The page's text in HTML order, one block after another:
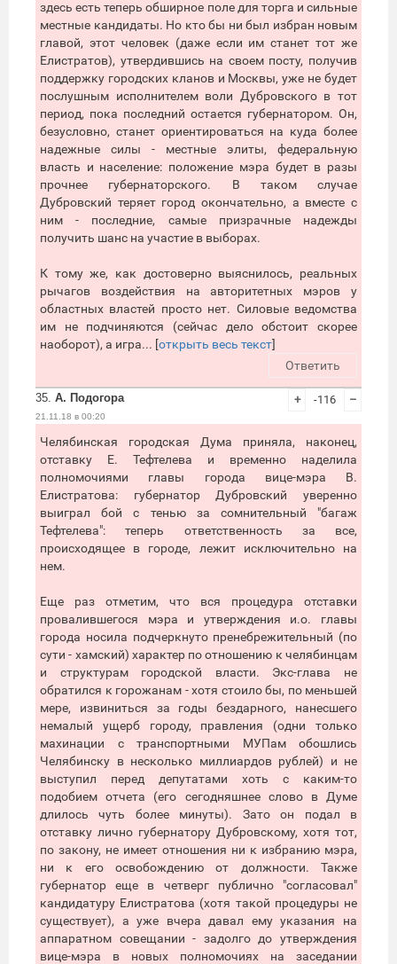
здесь есть теперь обширное поле для торга и сильные
местные кандидаты. Но кто бы ни был избран новым
главой, этот человек (даже если им станет тот же
Елистратов), утвердившись на своем посту, получив
поддержку городских кланов и Москвы, уже не будет
послушным исполнителем воли Дубровского в тот
период, пока последний остается губернатором. Он,
безусловно, станет ориентироваться на куда более
надежные силы - местные элиты, федеральную
власть и население: положение мэра будет в разы
прочнее губернаторского. В таком случае
Дубровский теряет город окончательно, а вместе с
ним - последние, самые призрачные надежды
получить шанс на участие в выборах.
К тому же, как достоверно выяснилось, реальных
рычагов воздействия на авторитетных мэров у
областных властей просто нет. Силовые ведомства
им не подчиняются (сейчас дело обстоит скорее
наоборот), а игра... [открыть весь текст]
Ответить
35. А. Подогора
21.11.18 в 00:20
+ -116 –
Челябинская городская Дума приняла, наконец,
отставку Е. Тефтелева и временно наделила
полномочиями главы города вице-мэра В.
Елистратова: губернатор Дубровский уверенно
выиграл бой с тенью за сомнительный "багаж
Тефтелева": теперь ответственность за все,
происходящее в городе, лежит исключительно на
нем.
Еще раз отметим, что вся процедура отставки
провалившегося мэра и утверждения и.о. главы
города носила подчеркнуто пренебрежительный (по
сути - хамский) характер по отношению к челябинцам
и структурам городской власти. Экс-глава не
обратился к горожанам - хотя стоило бы, по меньшей
мере, извиниться за годы бездарного, нанесшего
немалый ущерб городу, правления (одни только
махинации с транспортными МУПам обошлись
Челябинску в несколько миллиардов рублей) и не
выступил перед депутатами хоть с каким-то
подобием отчета (его сегодняшнее слово в Думе
длилось чуть более минуты). Зато он подал в
отставку лично губернатору Дубровскому, хотя тот,
по закону, не имеет отношения ни к избранию мэра,
ни к его освобождению от должности. Также
губернатор еще в четверг публично "согласовал"
кандидатуру Елистратова (хотя такой процедуры не
существует), а уже вчера давал ему указания на
аппаратном совещании - задолго до утверждения
вице-мэра в новых полномочиях на заседании